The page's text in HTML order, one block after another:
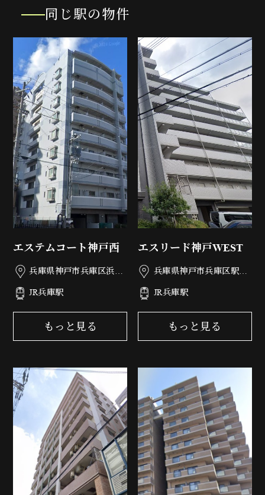
同じ駅の物件
エステムコート神戸西
兵庫県神戸市兵庫区浜崎
JR兵庫駅
もっと見る
エスリード神戸WEST
兵庫県神戸市兵庫区駅南
JR兵庫駅
もっと見る